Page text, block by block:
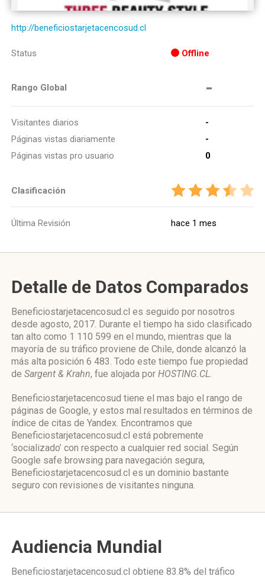
http://beneficiostarjetacencosud.cl
Status Offline
Rango Global -
Visitantes diarios
-
Páginas vistas diariamente
-
Páginas vistas pro usuario
0
Clasificación
Última Revisión hace 1 mes
Detalle de Datos Comparados
Beneficiostarjetacencosud.cl es seguido por nosotros
desde agosto, 2017. Durante el tiempo ha sido clasificado
tan alto como 1 110 599 en el mundo, mientras que la
mayoría de su tráfico proviene de Chile, donde alcanzó la
más alta posición 6 483. Todo este tiempo fue propiedad
de Sargent & Krahn, fue alojada por HOSTING.CL.
Beneficiostarjetacencosud tiene el mas bajo el rango de
páginas de Google, y estos mal resultados en términos de
índice de citas de Yandex. Encontramos que
Beneficiostarjetacencosud.cl está pobremente
‘socializado’ con respecto a cualquier red social. Según
Google safe browsing para navegación segura,
Beneficiostarjetacencosud.cl es un dominio bastante
seguro con revisiones de visitantes ninguna.
Audiencia Mundial
Beneficiostarjetacencosud.cl obtiene 83.8% del tráfico